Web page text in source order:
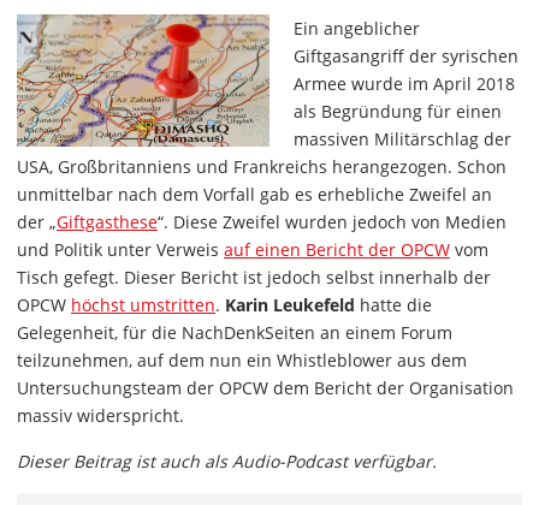
Ein angeblicher
Giftgasangriff der syrischen
Armee wurde im April 2018
als Begründung für einen
massiven Militärschlag der
USA, Großbritanniens und Frankreichs herangezogen. Schon
unmittelbar nach dem Vorfall gab es erhebliche Zweifel an
der „Giftgasthese“. Diese Zweifel wurden jedoch von Medien
und Politik unter Verweis auf einen Bericht der OPCW vom
Tisch gefegt. Dieser Bericht ist jedoch selbst innerhalb der
OPCW höchst umstritten. Karin Leukefeld hatte die
Gelegenheit, für die NachDenkSeiten an einem Forum
teilzunehmen, auf dem nun ein Whistleblower aus dem
Untersuchungsteam der OPCW dem Bericht der Organisation
massiv widerspricht.
Dieser Beitrag ist auch als Audio-Podcast verfügbar.